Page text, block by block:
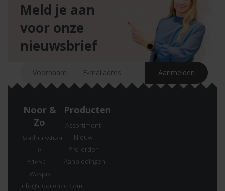
Meld je aan
voor onze
nieuwsbrief
Noor &
Zo
Raadhuisstraat
8
5165 CH
Waspik
info@noorenzo.com
Producten
Assortiment
Nieuw
Pre-order
Aanbiedingen